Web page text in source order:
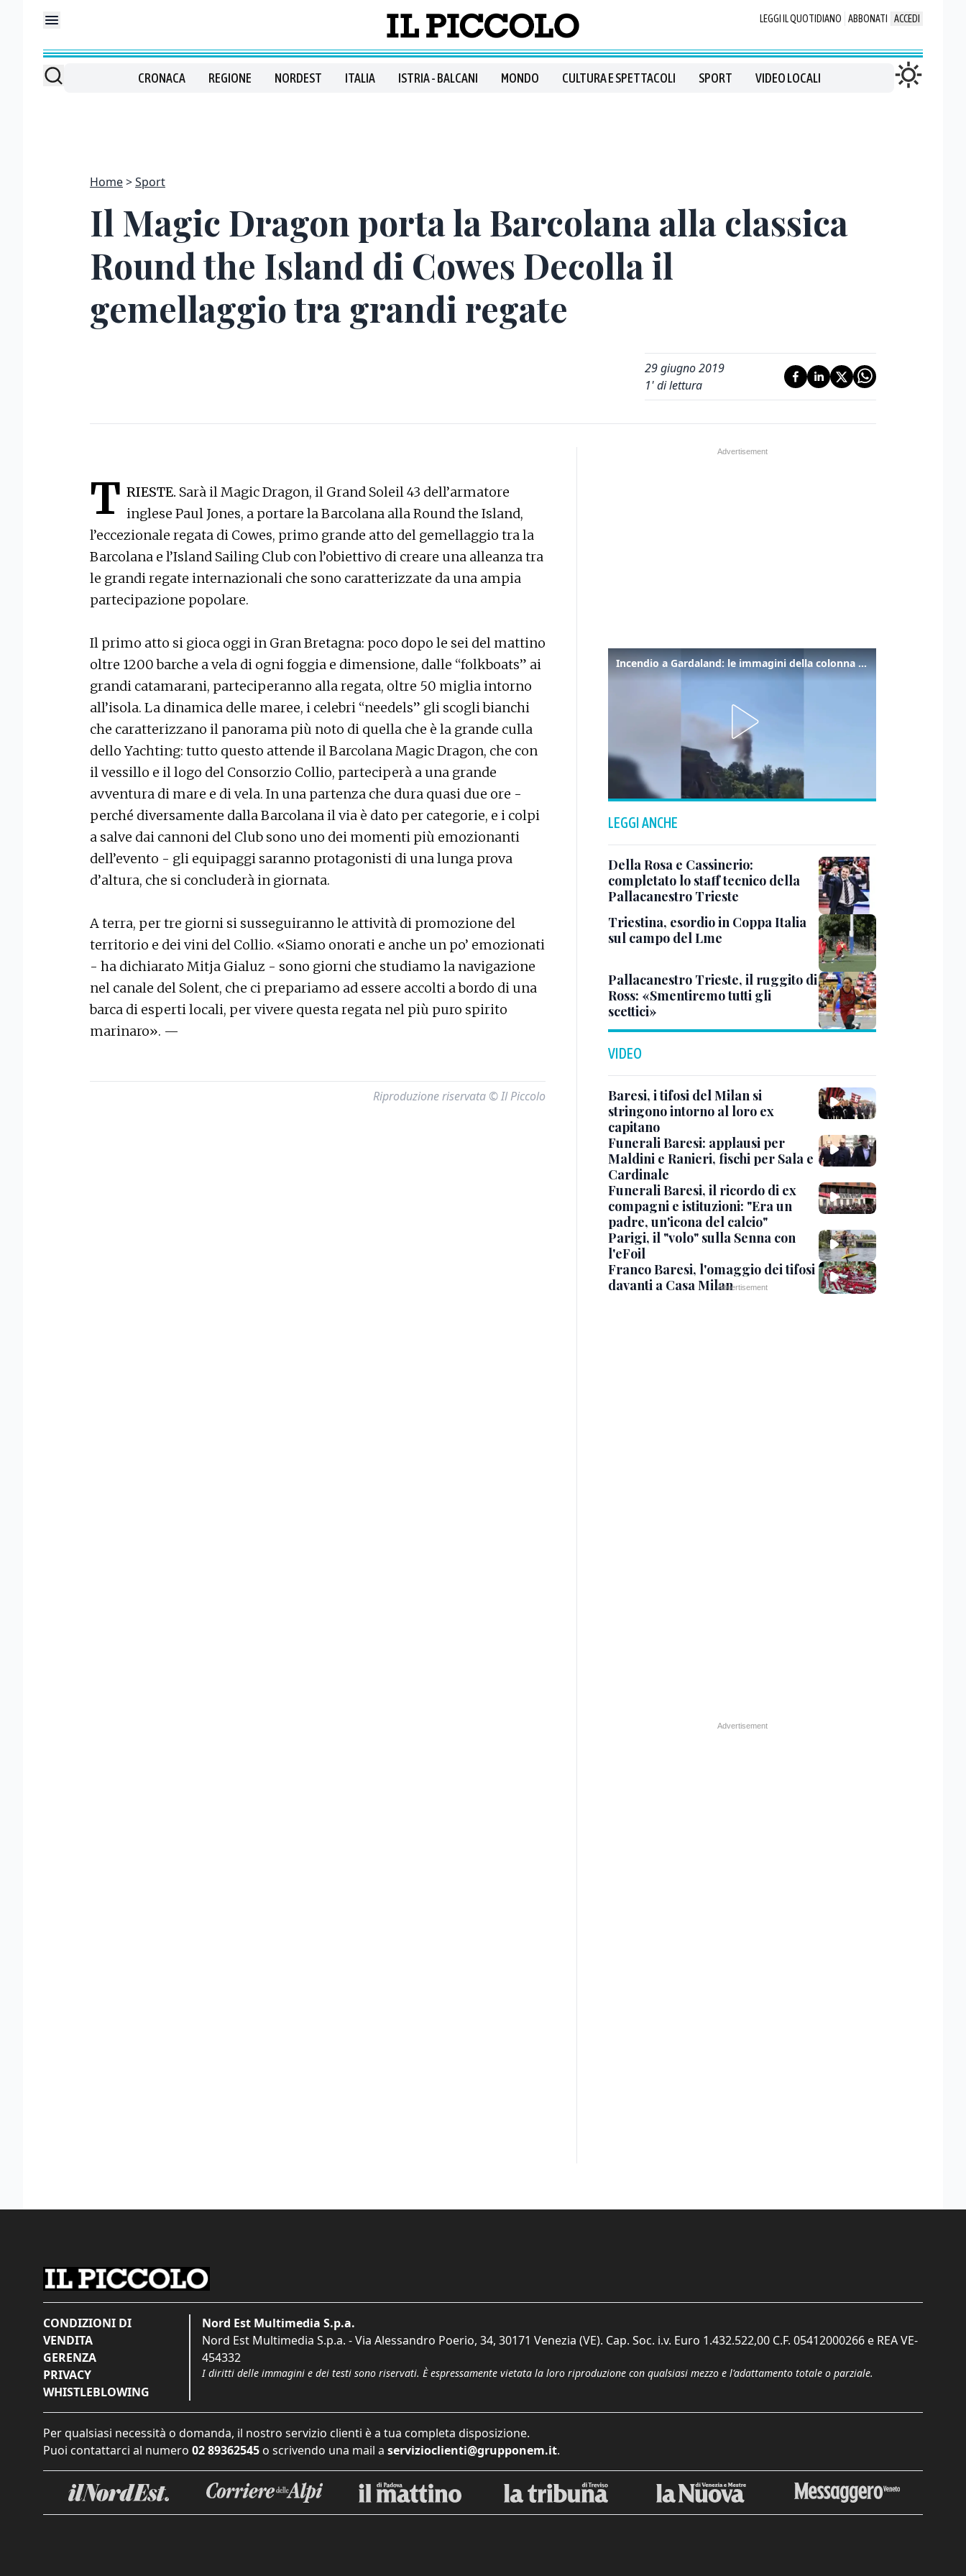
LEGGI IL QUOTIDIANO ABBONATI ACCEDI
CRONACA REGIONE NORDEST ITALIA ISTRIA - BALCANI MONDO CULTURA E SPETTACOLI SPORT VIDEO LOCALI
Home Sport
Il Magic Dragon porta la Barcolana alla classica
Round the Island di Cowes Decolla il
gemellaggio tra grandi regate
29 giugno 2019
1' di lettura
T RIESTE. Sarà il Magic Dragon, il Grand Soleil 43 dell’armatore
inglese Paul Jones, a portare la Barcolana alla Round the Island,
l’eccezionale regata di Cowes, primo grande atto del gemellaggio tra la
Barcolana e l’Island Sailing Club con l’obiettivo di creare una alleanza tra
le grandi regate internazionali che sono caratterizzate da una ampia
partecipazione popolare.
Il primo atto si gioca oggi in Gran Bretagna: poco dopo le sei del mattino
oltre 1200 barche a vela di ogni foggia e dimensione, dalle “folkboats” ai
grandi catamarani, parteciperanno alla regata, oltre 50 miglia intorno
all’isola. La dinamica delle maree, i celebri “needels” gli scogli bianchi
che caratterizzano il panorama più noto di quella che è la grande culla
dello Yachting: tutto questo attende il Barcolana Magic Dragon, che con
il vessillo e il logo del Consorzio Collio, parteciperà a una grande
avventura di mare e di vela. In una partenza che dura quasi due ore -
perché diversamente dalla Barcolana il via è dato per categorie, e i colpi
a salve dai cannoni del Club sono uno dei momenti più emozionanti
dell’evento - gli equipaggi saranno protagonisti di una lunga prova
d’altura, che si concluderà in giornata.
A terra, per tre giorni si susseguiranno le attività di promozione del
territorio e dei vini del Collio. «Siamo onorati e anche un po’ emozionati
- ha dichiarato Mitja Gialuz - sono giorni che studiamo la navigazione
nel canale del Solent, che ci prepariamo ad essere accolti a bordo di una
barca di esperti locali, per vivere questa regata nel più puro spirito
marinaro». —
Riproduzione riservata © Il Piccolo
Incendio a Gardaland: le immagini della colonna di fumo
LEGGI ANCHE
Della Rosa e Cassinerio:
completato lo staff tecnico della
Pallacanestro Trieste
Triestina, esordio in Coppa Italia
sul campo del Lme
Pallacanestro Trieste, il ruggito di
Ross: «Smentiremo tutti gli
scettici»
VIDEO
Baresi, i tifosi del Milan si
stringono intorno al loro ex
capitano
Funerali Baresi: applausi per
Maldini e Ranieri, fischi per Sala e
Cardinale
Funerali Baresi, il ricordo di ex
compagni e istituzioni: "Era un
padre, un'icona del calcio"
Parigi, il "volo" sulla Senna con
l'eFoil
Franco Baresi, l'omaggio dei tifosi
davanti a Casa Milan
CONDIZIONI DI
VENDITA
GERENZA
PRIVACY
WHISTLEBLOWING
Nord Est Multimedia S.p.a.
Nord Est Multimedia S.p.a. - Via Alessandro Poerio, 34, 30171 Venezia (VE). Cap. Soc. i.v. Euro 1.432.522,00 C.F. 05412000266 e REA VE-
454332
I diritti delle immagini e dei testi sono riservati. È espressamente vietata la loro riproduzione con qualsiasi mezzo e l'adattamento totale o parziale.
Per qualsiasi necessità o domanda, il nostro servizio clienti è a tua completa disposizione.
Puoi contattarci al numero 02 89362545 o scrivendo una mail a servizioclienti@grupponem.it.